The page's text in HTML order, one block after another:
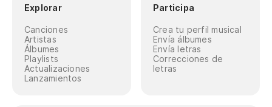
Explorar
Canciones
Artistas
Álbumes
Playlists
Actualizaciones
Lanzamientos
Participa
Crea tu perfil musical
Envía álbumes
Envía letras
Correcciones de
letras